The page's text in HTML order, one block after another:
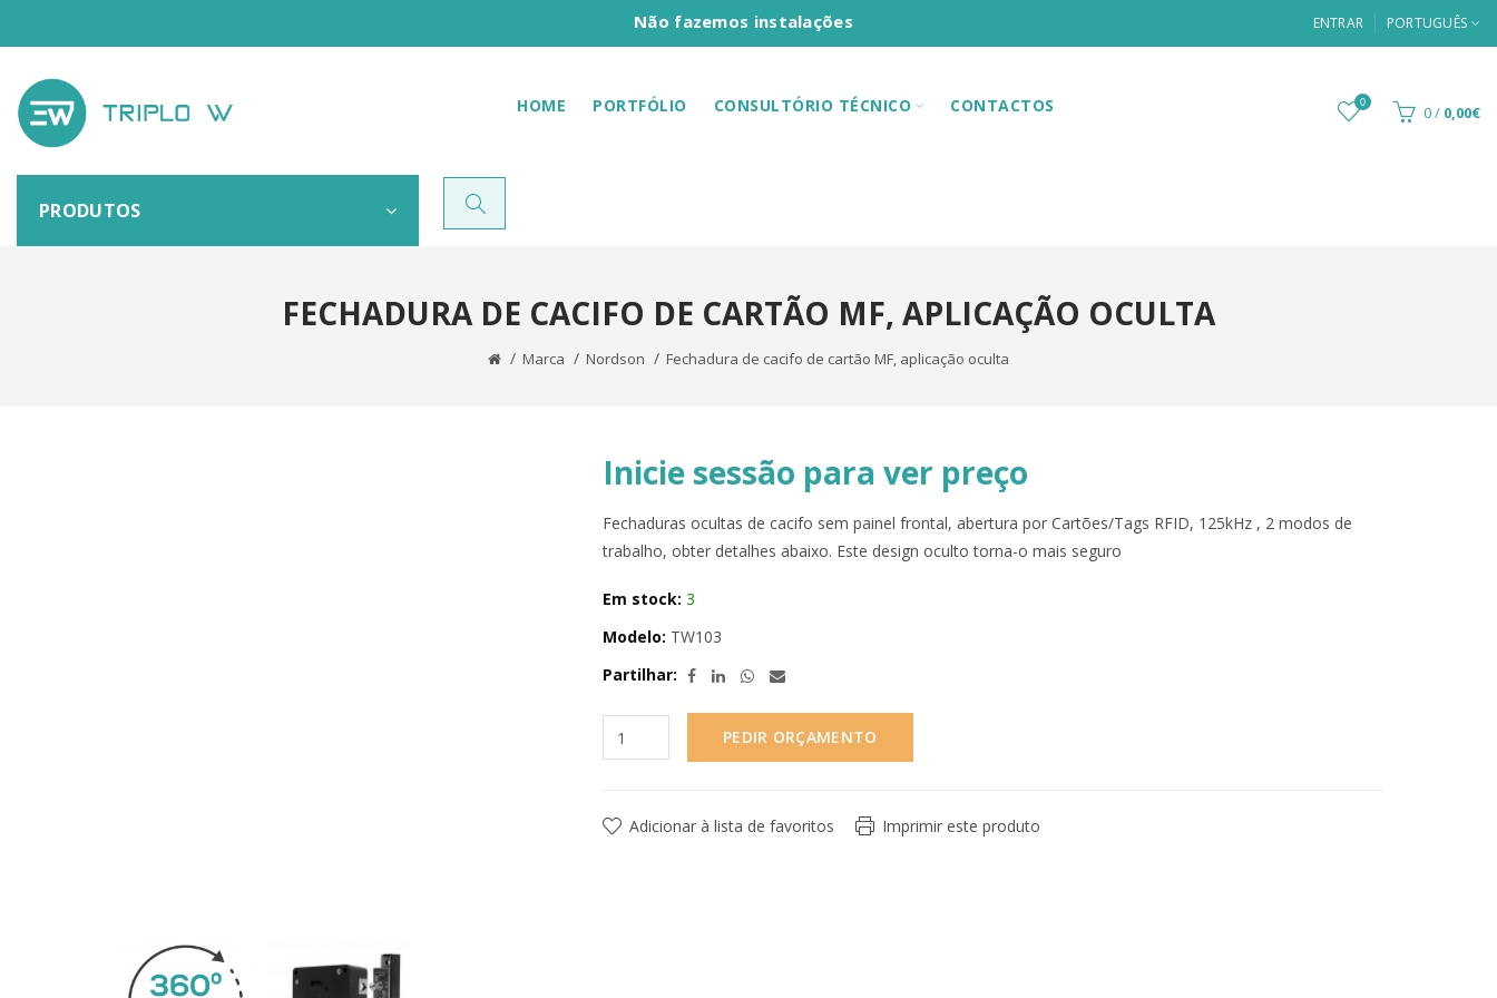
Não fazemos instalações ENTRAR PORTUGUÊS
HOME PORTFÓLIO CONSULTÓRIO TÉCNICO CONTACTOS 0 0/ 0,00€
PRODUTOS
FECHADURA DE CACIFO DE CARTÃO MF, APLICAÇÃO OCULTA
Marca Nordson Fechadura de cacifo de cartão MF, aplicação oculta
Inicie sessão para ver preço
Fechaduras ocultas de cacifo sem painel frontal, abertura por Cartões/Tags RFID, 125kHz , 2 modos de
trabalho, obter detalhes abaixo. Este design oculto torna-o mais seguro
Em stock: 3
Modelo: TW103
Partilhar:
PEDIR ORÇAMENTO
Adicionar à lista de favoritos Imprimir este produto